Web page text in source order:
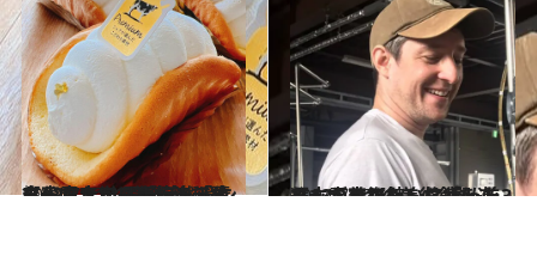
2024.7.27
【#2】5つの美術館を巡る、青森アート旅へ「青森公立大学 国際芸術センター青森」に行ったら立ち寄りたいスポット3選
旅＆お出かけ 2024.7.27
【#3】5つの美術館を巡る、青森アート旅「弘前れんが美術館」に行ったら立ち寄りたいスポット3選
旅＆お出かけ